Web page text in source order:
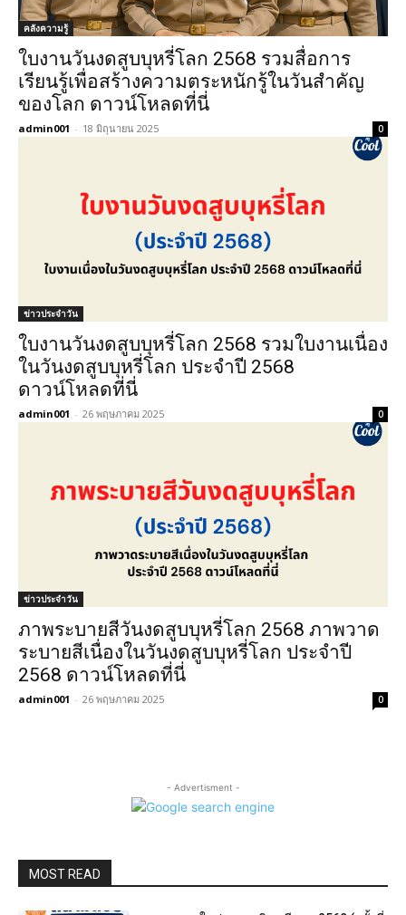
คลังความรู้
ใบงานวันงดสูบบุหรี่โลก 2568 รวมสื่อการ
เรียนรู้เพื่อสร้างความตระหนักรู้ในวันสำคัญ
ของโลก ดาวน์โหลดที่นี่
admin001 - 18 มิถุนายน 2025 0
ข่าวประจำวัน
ใบงานวันงดสูบบุหรี่โลก 2568 รวมใบงานเนื่อง
ในวันงดสูบบุหรี่โลก ประจำปี 2568
ดาวน์โหลดที่นี่
admin001 - 26 พฤษภาคม 2025 0
ข่าวประจำวัน
ภาพระบายสีวันงดสูบบุหรี่โลก 2568 ภาพวาด
ระบายสีเนื่องในวันงดสูบบุหรี่โลก ประจำปี
2568 ดาวน์โหลดที่นี่
admin001 - 26 พฤษภาคม 2025 0
- Advertisment -
MOST READ